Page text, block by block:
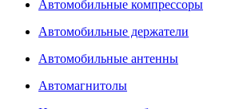
Автомобильные компрессоры
Автомобильные держатели
Автомобильные антенны
Автомагнитолы